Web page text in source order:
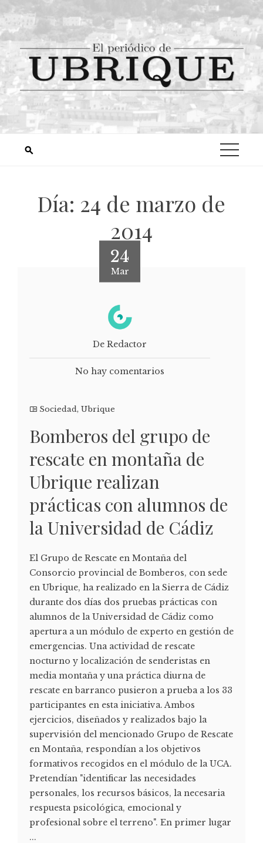
Día: 24 de marzo de
2014
24
Mar
De Redactor
No hay comentarios
Sociedad, Ubrique
Bomberos del grupo de
rescate en montaña de
Ubrique realizan
prácticas con alumnos de
la Universidad de Cádiz
El Grupo de Rescate en Montaña del
Consorcio provincial de Bomberos, con sede
en Ubrique, ha realizado en la Sierra de Cádiz
durante dos días dos pruebas prácticas con
alumnos de la Universidad de Cádiz como
apertura a un módulo de experto en gestión de
emergencias. Una actividad de rescate
nocturno y localización de senderistas en
media montaña y una práctica diurna de
rescate en barranco pusieron a prueba a los 33
participantes en esta iniciativa. Ambos
ejercicios, diseñados y realizados bajo la
supervisión del mencionado Grupo de Rescate
en Montaña, respondían a los objetivos
formativos recogidos en el módulo de la UCA.
Pretendían "identificar las necesidades
personales, los recursos básicos, la necesaria
respuesta psicológica, emocional y
profesional sobre el terreno". En primer lugar
...